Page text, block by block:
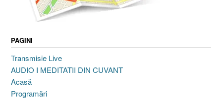
PAGINI
Transmisie Live
AUDIO I MEDITATII DIN CUVANT
Acasă
Programări